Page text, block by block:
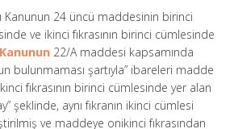
Kanunun 24 üncü maddesinin birinci
ve ikinci fıkrasının birinci cümlesinde
22/A maddesi kapsamında
bulunmaması şartıyla” ibareleri madde
fıkrasının birinci cümlesinde yer alan
şeklinde, aynı fıkranın ikinci cümlesi
ve maddeye onikinci fıkrasından